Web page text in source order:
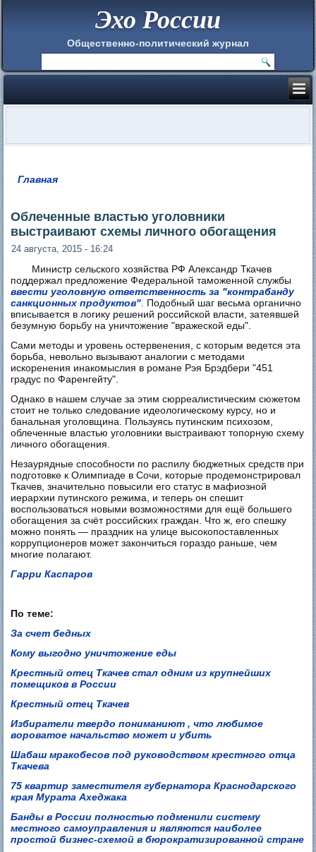
Эхо России
Общественно-политический журнал
Главная
Облеченные властью уголовники
выстраивают схемы личного обогащения
24 августа, 2015 - 16:24
Министр сельского хозяйства РФ Александр Ткачев
поддержал предложение Федеральной таможенной службы
ввести уголовную ответственность за "контрабанду
санкционных продуктов" . Подобный шаг весьма органично
вписывается в логику решений российской власти, затеявшей
безумную борьбу на уничтожение "вражеской еды".
Сами методы и уровень остервенения, с которым ведется эта
борьба, невольно вызывают аналогии с методами
искоренения инакомыслия в романе Рэя Брэдбери "451
градус по Фаренгейту".
Однако в нашем случае за этим сюрреалистическим сюжетом
стоит не только следование идеологическому курсу, но и
банальная уголовщина. Пользуясь путинским психозом,
облеченные властью уголовники выстраивают топорную схему
личного обогащения.
Незаурядные способности по распилу бюджетных средств при
подготовке к Олимпиаде в Сочи, которые продемонстрировал
Ткачев, значительно повысили его статус в мафиозной
иерархии путинского режима, и теперь он спешит
воспользоваться новыми возможностями для ещё большего
обогащения за счёт российских граждан. Что ж, его спешку
можно понять — праздник на улице высокопоставленных
коррупционеров может закончиться гораздо раньше, чем
многие полагают.
Гарри Каспаров
По теме:
За счет бедных
Кому выгодно уничтожение еды
Крестный отец Ткачев стал одним из крупнейших
помещиков в России
Крестный отец Ткачев
Избиратели твердо пониманиют , что любимое
вороватое начальство может и убить
Шабаш мракобесов под руководством крестного отца
Ткачева
75 квартир заместителя губернатора Краснодарского
края Мурата Ахеджака
Банды в России полностью подменили систему
местного самоуправления и являются наиболее
простой бизнес-схемой в бюрократизированной стране